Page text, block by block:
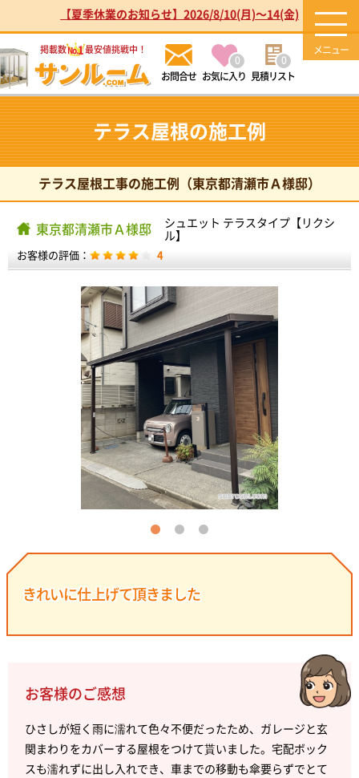
【夏季休業のお知らせ】2026/8/10(月)～14(金)
掲載数No.1最安値挑戦中！
お気に入り
0
見積リスト
0
テラス屋根の施工例
テラス屋根工事の施工例（東京都清瀬市Ａ様邸）
東京都清瀬市Ａ様邸
シュエット テラスタイプ【リクシ
ル】
お客様の評価： 4
きれいに仕上げて頂きました
お客様のご感想
ひさしが短く雨に濡れて色々不便だったため、ガレージと玄
関まわりをカバーする屋根をつけて貰いました。宅配ボック
スも濡れずに出し入れでき、車までの移動も傘要らずでとて